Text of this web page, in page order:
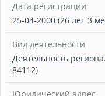
Дата регистрации
25-04-2000 (26 лет 3
Вид деятельности
Деятельность
84112)